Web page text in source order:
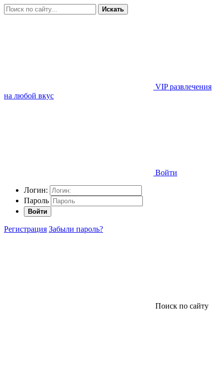
Искать
VIP развлечения
на любой вкус
Войти
Логин:
Пароль
Войти
Регистрация Забыли пароль?
Поиск по сайту